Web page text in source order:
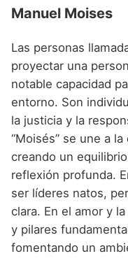
Manuel Moises
Las personas
proyectar una
notable capacidad
entorno. Son
la justicia y la
“Moisés” se une a
creando un
reflexión profunda.
ser líderes natos,
clara. En el amor y
y pilares
fomentando un